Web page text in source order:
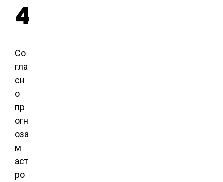
4
Со
гла
сн
о
пр
огн
оза
м
аст
ро